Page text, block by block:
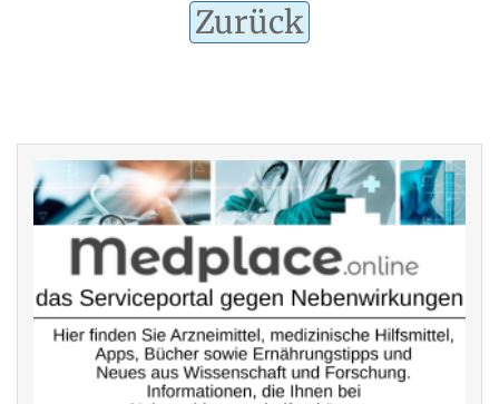
Zurück